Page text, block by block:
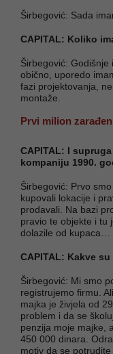
Širbegović: Sada
CAPITAL: Koliko
Širbegović: Godišnje
obično, uporedo
fazi projektovanja,
montaže.
Prvi milion
CAPITAL: I
kompaniju 1990.
Širbegović: Prvo
kupovali lokacije i
prodavali. Na bazi
pravio te objekte i tu
dolazile od kupaca…
CAPITAL: Kakve
Širbegović: Mi smo
registrujemo firmu.
majka je živjela od
problem i da se
penzija moje majke,
450 000 dinara.
motiv da se